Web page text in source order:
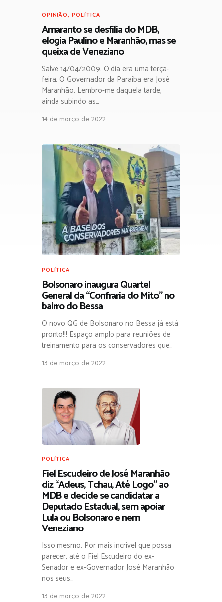
OPINIÃO, POLÍTICA
Amaranto se desfilia do MDB,
elogia Paulino e Maranhão, mas se
queixa de Veneziano
Salve 14/04/2009. O dia era uma terça-
feira. O Governador da Paraíba era José
Maranhão. Lembro-me daquela tarde,
ainda subindo as…
14 de março de 2022
POLÍTICA
Bolsonaro inaugura Quartel
General da “Confraria do Mito” no
bairro do Bessa
O novo QG de Bolsonaro no Bessa já está
pronto!!! Espaço amplo para reuniões de
treinamento para os conservadores que…
13 de março de 2022
POLÍTICA
Fiel Escudeiro de José Maranhão
diz “Adeus, Tchau, Até Logo” ao
MDB e decide se candidatar a
Deputado Estadual, sem apoiar
Lula ou Bolsonaro e nem
Veneziano
Isso mesmo. Por mais incrível que possa
parecer, até o Fiel Escudeiro do ex-
Senador e ex-Governador José Maranhão
nos seus…
13 de março de 2022